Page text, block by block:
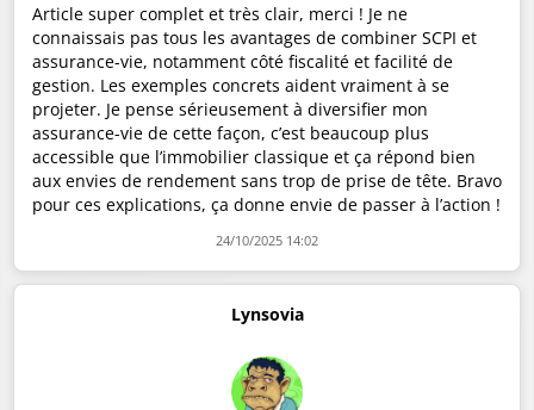
Article super complet et très clair, merci ! Je ne
connaissais pas tous les avantages de combiner SCPI et
assurance-vie, notamment côté fiscalité et facilité de
gestion. Les exemples concrets aident vraiment à se
projeter. Je pense sérieusement à diversifier mon
assurance-vie de cette façon, c’est beaucoup plus
accessible que l’immobilier classique et ça répond bien
aux envies de rendement sans trop de prise de tête. Bravo
pour ces explications, ça donne envie de passer à l’action !
24/10/2025 14:02
Lynsovia